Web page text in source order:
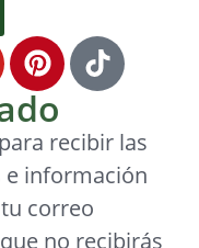
recibir las
e información
correo
no recibirás